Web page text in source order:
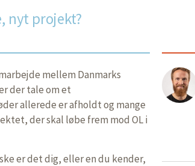
nyt projekt?
mellem Danmarks
der tale om et
allerede er afholdt og mange
der skal løbe frem mod OL i
er det dig, eller en du kender,